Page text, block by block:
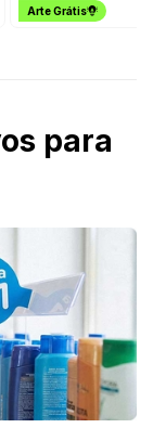
Arte Grátis
para